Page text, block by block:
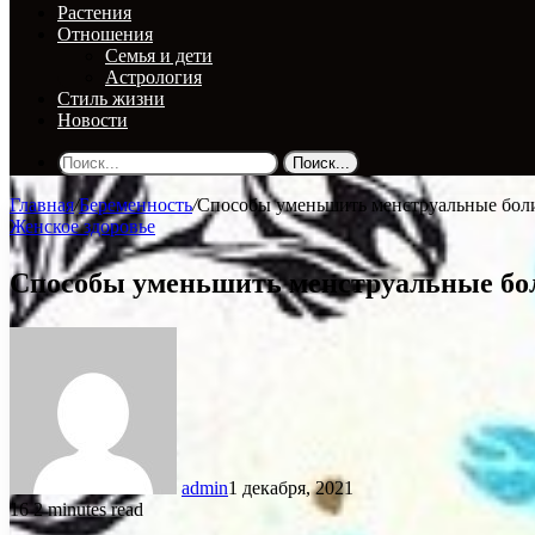
Растения
Отношения
Семья и дети
Астрология
Стиль жизни
Новости
Поиск...
Главная/Беременность/Способы уменьшить менструальные
Женское здоровье
Способы уменьшить менструальные
admin1 декабря, 2021
162 minutes read